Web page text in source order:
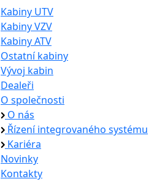
Kabiny UTV
Kabiny VZV
Kabiny ATV
Ostatní kabiny
Vývoj kabin
Dealeři
O společnosti
O nás
Řízení integrovaného systému
Kariéra
Novinky
Kontakty